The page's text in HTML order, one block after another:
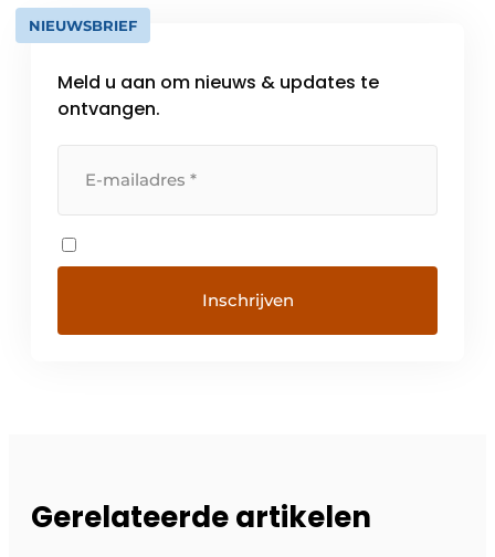
NIEUWSBRIEF
Meld u aan om nieuws & updates te
ontvangen.
Gerelateerde artikelen